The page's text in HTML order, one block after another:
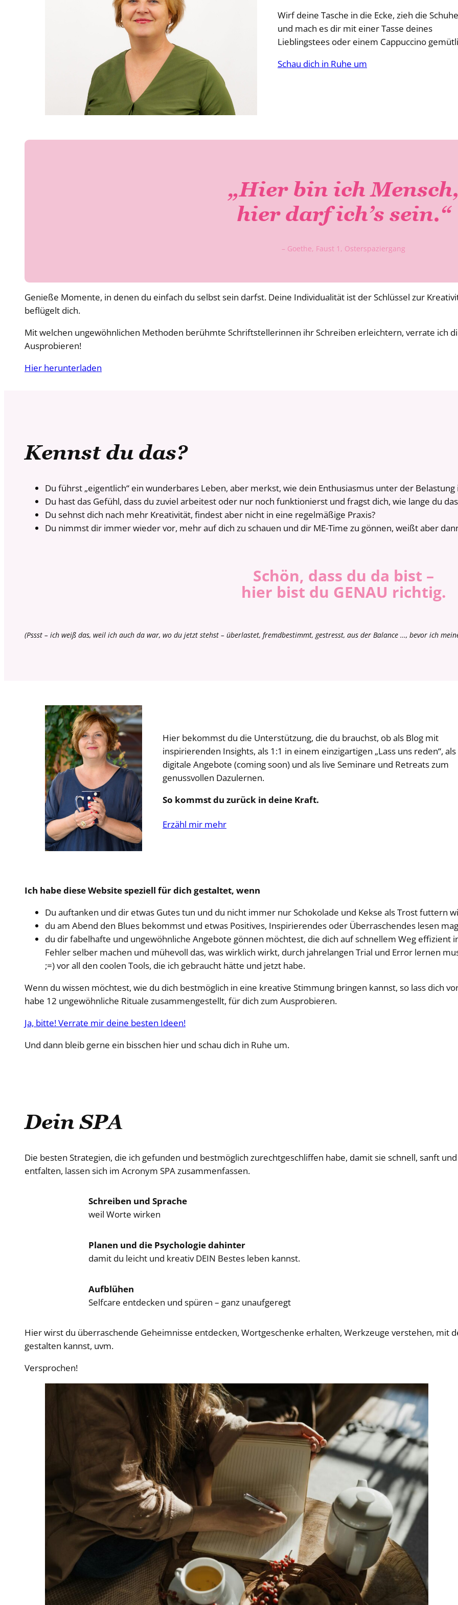
Wirf deine Tasche in die Ecke, zieh die
und mach es dir mit einer Tasse deines
Lieblingstees oder einem Cappuccino
Schau dich in Ruhe um
„Hier bin ich
hier darf ich’s sein.“
– Goethe, Faust 1, Osterspaziergang
Genieße Momente, in denen du einfach du selbst sein darfst. Deine Individualität ist der Schlüssel zur
beflügelt dich.
Mit welchen ungewöhnlichen Methoden berühmte Schriftstellerinnen ihr Schreiben erleichtern, verrate ich
Ausprobieren!
Hier herunterladen
Kennst du das?
Du führst „eigentlich“ ein wunderbares Leben, aber merkst, wie dein Enthusiasmus unter der
Du hast das Gefühl, dass du zuviel arbeitest oder nur noch funktionierst und fragst dich, wie lange du
Du sehnst dich nach mehr Kreativität, findest aber nicht in eine regelmäßige Praxis?
Du nimmst dir immer wieder vor, mehr auf dich zu schauen und dir ME-Time zu gönnen, weißt aber
Schön, dass du da bist –
hier bist du GENAU richtig.
(Pssst – ich weiß das, weil ich auch da war, wo du jetzt stehst – überlastet, fremdbestimmt, gestresst, aus der Balance …, bevor ich
Hier bekommst du die Unterstützung, die du brauchst, ob als Blog mit
inspirierenden Insights, als 1:1 in einem einzigartigen „Lass uns reden“, als
digitale Angebote (coming soon) und als live Seminare und Retreats zum
genussvollen Dazulernen.
So kommst du zurück in deine Kraft.
Erzähl mir mehr
Ich habe diese Website speziell für dich gestaltet, wenn
Du auftanken und dir etwas Gutes tun und du nicht immer nur Schokolade und Kekse als Trost futtern
du am Abend den Blues bekommst und etwas Positives, Inspirierendes oder Überraschendes lesen
du dir fabelhafte und ungewöhnliche Angebote gönnen möchtest, die dich auf schnellem Weg effizient
Fehler selber machen und mühevoll das, was wirklich wirkt, durch jahrelangen Trial und Error lernen
;=) vor all den coolen Tools, die ich gebraucht hätte und jetzt habe.
Wenn du wissen möchtest, wie du dich bestmöglich in eine kreative Stimmung bringen kannst, so lass dich
habe 12 ungewöhnliche Rituale zusammengestellt, für dich zum Ausprobieren.
Ja, bitte! Verrate mir deine besten Ideen!
Und dann bleib gerne ein bisschen hier und schau dich in Ruhe um.
Dein SPA
Die besten Strategien, die ich gefunden und bestmöglich zurechtgeschliffen habe, damit sie schnell, sanft
entfalten, lassen sich im Acronym SPA zusammenfassen.
Schreiben und Sprache
weil Worte wirken
Planen und die Psychologie dahinter
damit du leicht und kreativ DEIN Bestes leben kannst.
Aufblühen
Selfcare entdecken und spüren – ganz unaufgeregt
Hier wirst du überraschende Geheimnisse entdecken, Wortgeschenke erhalten, Werkzeuge verstehen, mit
gestalten kannst, uvm.
Versprochen!